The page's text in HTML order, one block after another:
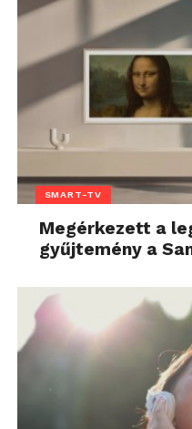
SMART-TV
Megérkezett a
gyűjtemény a